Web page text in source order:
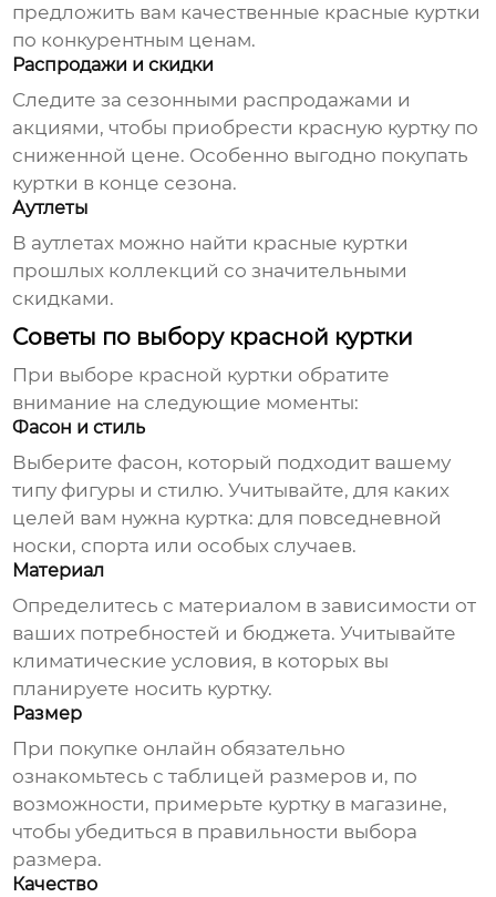
предложить вам качественные красные куртки
по конкурентным ценам.
Распродажи и скидки
Следите за сезонными распродажами и
акциями, чтобы приобрести красную куртку по
сниженной цене. Особенно выгодно покупать
куртки в конце сезона.
Аутлеты
В аутлетах можно найти красные куртки
прошлых коллекций со значительными
скидками.
Советы по выбору красной куртки
При выборе красной куртки обратите
внимание на следующие моменты:
Фасон и стиль
Выберите фасон, который подходит вашему
типу фигуры и стилю. Учитывайте, для каких
целей вам нужна куртка: для повседневной
носки, спорта или особых случаев.
Материал
Определитесь с материалом в зависимости от
ваших потребностей и бюджета. Учитывайте
климатические условия, в которых вы
планируете носить куртку.
Размер
При покупке онлайн обязательно
ознакомьтесь с таблицей размеров и, по
возможности, примерьте куртку в магазине,
чтобы убедиться в правильности выбора
размера.
Качество